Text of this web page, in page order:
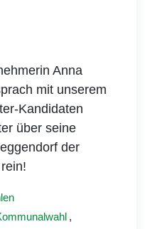
Anna
mit unserem
Kandidaten
über seine
der
,